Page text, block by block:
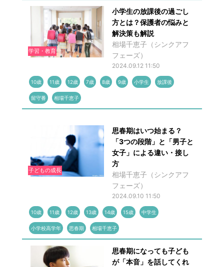
学習・教育
小学生の放課後の過ごし
方とは？保護者の悩みと
解決策も解説
相場千恵子（シンクアフ
フェーズ）
2024.09.12 11:50
10歳 11歳 12歳 7歳 8歳 9歳 小学生 放課後
留守番 相場千恵子
子どもの成長
思春期はいつ始まる？
「3つの段階」と「男子と
女子」による違い・接し
方
相場千恵子（シンクアフ
フェーズ）
2024.09.10 11:50
10歳 11歳 12歳 13歳 14歳 15歳 中学生
小学校高学年 思春期 相場千恵子
思春期になっても子ども
が「本音」を話してくれ